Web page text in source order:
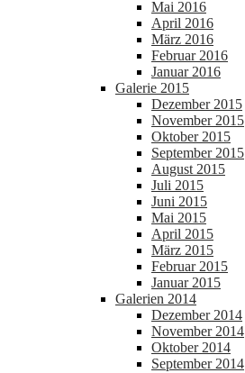
Mai 2016
April 2016
März 2016
Februar 2016
Januar 2016
Galerie 2015
Dezember 2015
November 2015
Oktober 2015
September 2015
August 2015
Juli 2015
Juni 2015
Mai 2015
April 2015
März 2015
Februar 2015
Januar 2015
Galerien 2014
Dezember 2014
November 2014
Oktober 2014
September 2014